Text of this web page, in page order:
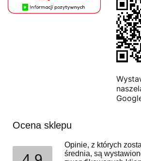
Ocena sklepu
Opinie, z których
średnia, są